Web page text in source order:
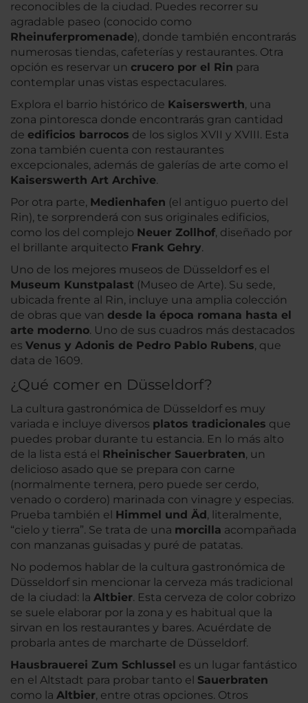
reconocibles de la ciudad. Puedes recorrer su
agradable paseo (conocido como
Rheinuferpromenade), donde también encontrarás
numerosas tiendas, cafeterías y restaurantes. Otra
opción es reservar un crucero por el Rin para
contemplar unas vistas espectaculares.
Explora el barrio histórico de Kaiserswerth, una
zona pintoresca donde encontrarás gran cantidad
de edificios barrocos de los siglos XVII y XVIII. Esta
zona también cuenta con restaurantes
excepcionales, además de galerías de arte como el
Kaiserswerth Art Archive.
Por otra parte, Medienhafen (el antiguo puerto del
Rin), te sorprenderá con sus originales edificios,
como los del complejo Neuer Zollhof, diseñado por
el brillante arquitecto Frank Gehry.
Uno de los mejores museos de Düsseldorf es el
Museum Kunstpalast (Museo de Arte). Su sede,
ubicada frente al Rin, incluye una amplia colección
de obras que van desde la época romana hasta el
arte moderno. Uno de sus cuadros más destacados
es Venus y Adonis de Pedro Pablo Rubens, que
data de 1609.
¿Qué comer en Düsseldorf?
La cultura gastronómica de Düsseldorf es muy
variada e incluye diversos platos tradicionales que
puedes probar durante tu estancia. En lo más alto
de la lista está el Rheinischer Sauerbraten, un
delicioso asado que se prepara con carne
(normalmente ternera, pero puede ser cerdo,
venado o cordero) marinada con vinagre y especias.
Prueba también el Himmel und Äd , literalmente,
“cielo y tierra”. Se trata de una morcilla acompañada
con manzanas guisadas y puré de patatas.
No podemos hablar de la cultura gastronómica de
Düsseldorf sin mencionar la cerveza más tradicional
de la ciudad: la Altbier. Esta cerveza de color cobrizo
se suele elaborar por la zona y es habitual que la
sirvan en los restaurantes y bares. Acuérdate de
probarla antes de marcharte de Düsseldorf.
Hausbrauerei Zum Schlussel es un lugar fantástico
en el Altstadt para probar tanto el Sauerbraten
como la Altbier, entre otras opciones. Otros